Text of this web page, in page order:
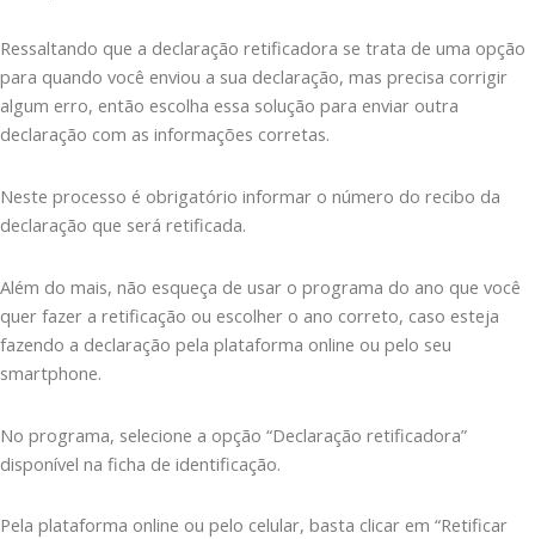
Ressaltando que a declaração retificadora se trata de uma opção
para quando você enviou a sua declaração, mas precisa corrigir
algum erro, então escolha essa solução para enviar outra
declaração com as informações corretas.
Neste processo é obrigatório informar o número do recibo da
declaração que será retificada.
Além do mais, não esqueça de usar o programa do ano que você
quer fazer a retificação ou escolher o ano correto, caso esteja
fazendo a declaração pela plataforma online ou pelo seu
smartphone.
No programa, selecione a opção “Declaração retificadora”
disponível na ficha de identificação.
Pela plataforma online ou pelo celular, basta clicar em “Retificar